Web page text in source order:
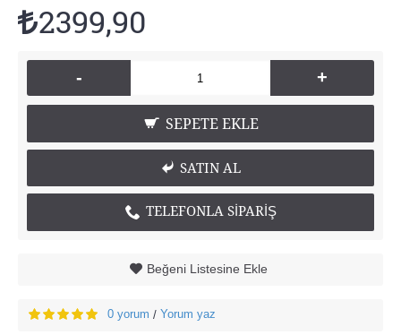
2399,90
- +
SEPETE EKLE
SATIN AL
TELEFONLA SİPARİŞ
Beğeni Listesine Ekle
0 yorum / Yorum yaz